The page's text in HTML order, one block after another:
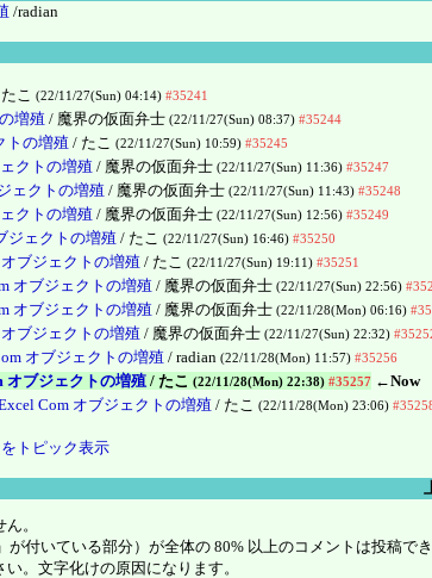
/radian
こ (22/11/27(Sun) 04:14) #35241
増殖 / 魔界の仮面弁士 (22/11/27(Sun) 08:37) #35244
トの増殖 / たこ (22/11/27(Sun) 10:59) #35245
クトの増殖 / 魔界の仮面弁士 (22/11/27(Sun) 11:36) #35247
ェクトの増殖 / 魔界の仮面弁士 (22/11/27(Sun) 11:43) #35248
クトの増殖 / 魔界の仮面弁士 (22/11/27(Sun) 12:56) #35249
ジェクトの増殖 / たこ (22/11/27(Sun) 16:46) #35250
ブジェクトの増殖 / たこ (22/11/27(Sun) 19:11) #35251
オブジェクトの増殖 / 魔界の仮面弁士 (22/11/27(Sun) 22:56)
オブジェクトの増殖 / 魔界の仮面弁士 (22/11/28(Mon) 06:16)
ブジェクトの増殖 / 魔界の仮面弁士 (22/11/27(Sun) 22:32)
オブジェクトの増殖 / radian (22/11/28(Mon) 11:57) #35256
オブジェクトの増殖/ たこ (22/11/28(Mon) 22:38) #35257 ←Now
Com オブジェクトの増殖 / たこ (22/11/28(Mon) 23:06)
をトピック表示
。
付いている部分）が全体の 80% 以上のコメントは投稿でき
。文字化けの原因になります。